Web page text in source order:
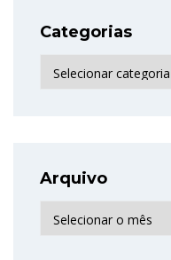
Categorias
Categorias
Arquivo
Arquivo